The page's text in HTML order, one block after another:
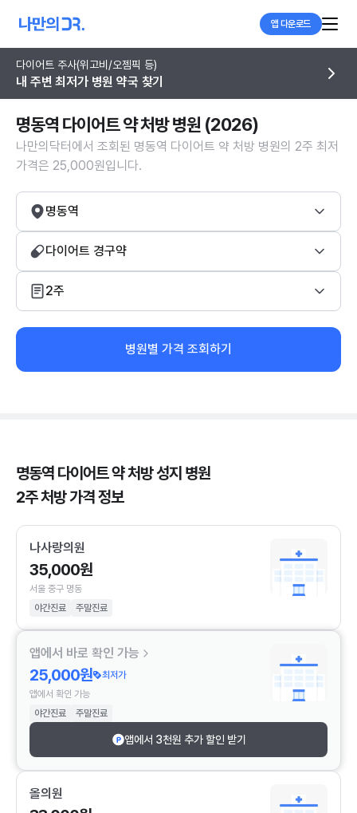
앱 다운로드
다이어트 주사(위고비/오젬픽 등)
내 주변 최저가 병원 약국 찾기
명동역 다이어트 약 처방 병원 (2026)
나만의닥터에서 조회된 명동역 다이어트 약 처방 병원의 2주 최저
가격은 25,000원입니다.
명동역
다이어트 경구약
2주
병원별 가격 조회하기
명동역 다이어트 약 처방 성지 병원
2주 처방 가격 정보
나사랑의원
35,000원
서울 중구 명동
야간진료
주말진료
앱에서 바로 확인 가능
25,000원
최저가
앱에서 확인 가능
야간진료
주말진료
앱에서 3천원 추가 할인 받기
올의원